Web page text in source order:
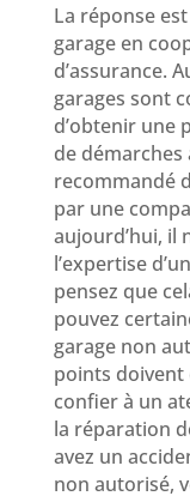
La réponse
garage en
d’assurance.
garages sont
d’obtenir une
de
recommandé
par une
aujourd’hui, il
l’expertise
pensez que
pouvez
garage non
points doivent
confier à un
la réparation
avez un
non autorisé,